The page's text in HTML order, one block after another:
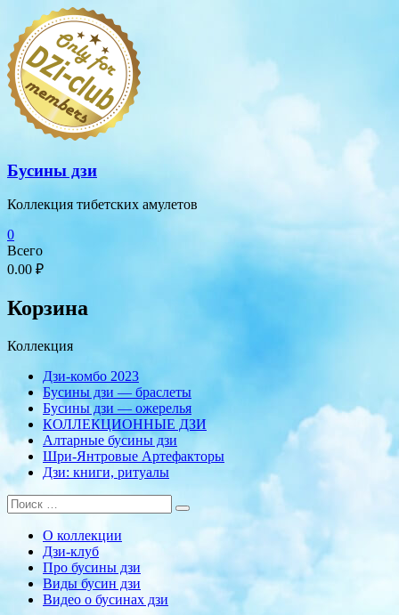
Перейти
содержимому
Бусины дзи
Коллекция тибетских амулетов
0
Всего
0.00 ₽
Корзина
Коллекция
Дзи-комбо 2023
Бусины дзи — браслеты
Бусины дзи — ожерелья
КОЛЛЕКЦИОННЫЕ ДЗИ
Алтарные бусины дзи
Шри-Янтровые Артефакторы
Дзи: книги, ритуалы
О коллекции
Дзи-клуб
Про бусины дзи
Виды бусин дзи
Видео о бусинах дзи